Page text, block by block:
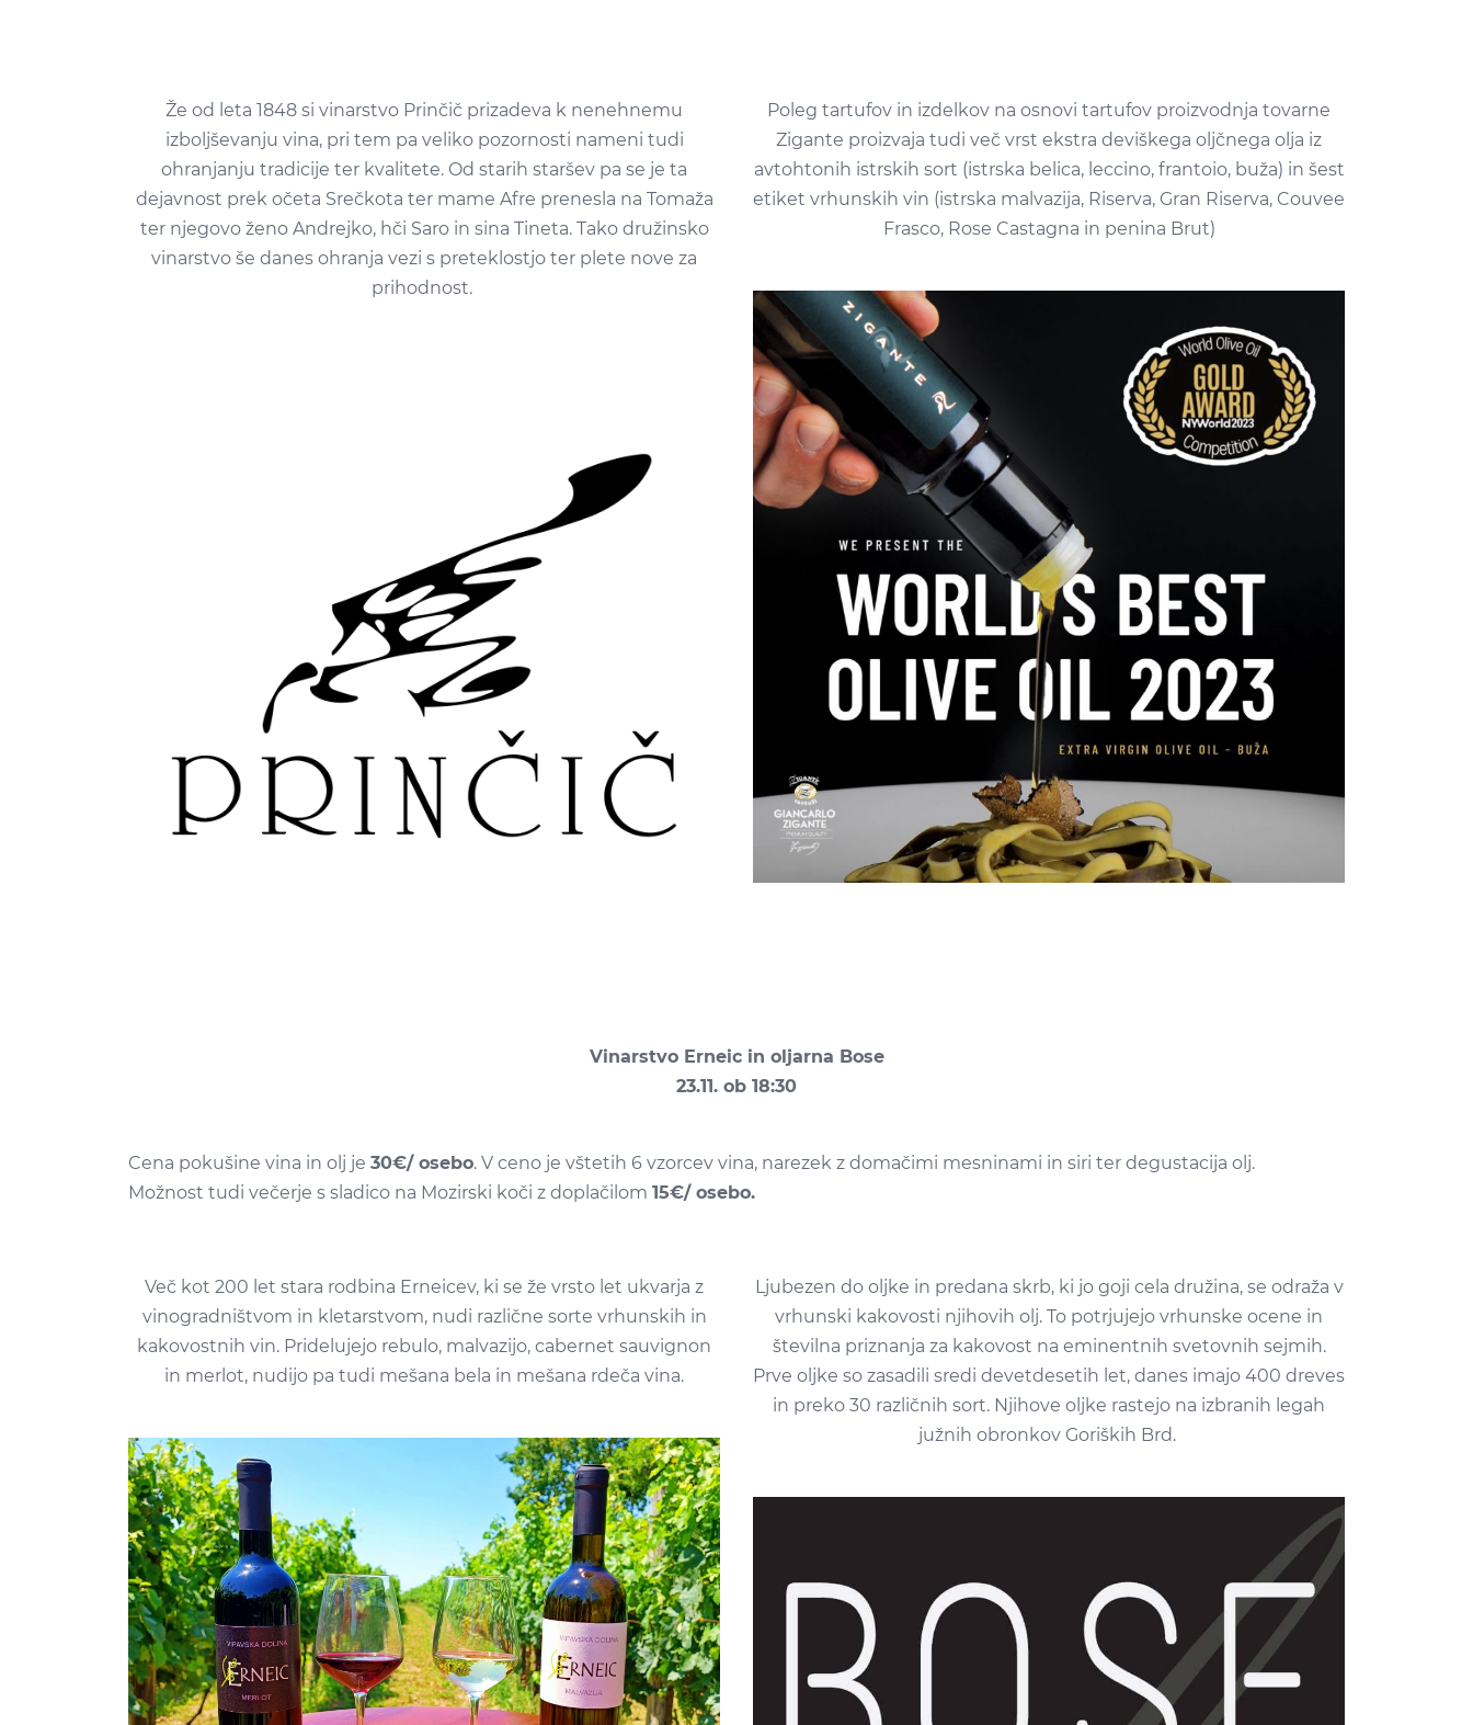
Že od leta 1848 si vinarstvo Prinčič prizadeva k nenehnemu
izboljševanju vina, pri tem pa veliko pozornosti nameni tudi
ohranjanju tradicije ter kvalitete. Od starih staršev pa se je ta
dejavnost prek očeta Srečkota ter mame Afre prenesla na Tomaža
ter njegovo ženo Andrejko, hči Saro in sina Tineta. Tako družinsko
vinarstvo še danes ohranja vezi s preteklostjo ter plete nove za
prihodnost.
Poleg tartufov in izdelkov na osnovi tartufov proizvodnja tovarne
Zigante proizvaja tudi več vrst ekstra deviškega oljčnega olja iz
avtohtonih istrskih sort (istrska belica, leccino, frantoio, buža) in šest
etiket vrhunskih vin (istrska malvazija, Riserva, Gran Riserva, Couvee
Frasco, Rose Castagna in penina Brut)
Vinarstvo Erneic in oljarna Bose
23.11. ob 18:30
Cena pokušine vina in olj je 30€/ osebo. V ceno je vštetih 6 vzorcev vina, narezek z domačimi mesninami in siri ter degustacija olj.
Možnost tudi večerje s sladico na Mozirski koči z doplačilom 15€/ osebo.
Več kot 200 let stara rodbina Erneicev, ki se že vrsto let ukvarja z
vinogradništvom in kletarstvom, nudi različne sorte vrhunskih in
kakovostnih vin. Pridelujejo rebulo, malvazijo, cabernet sauvignon
in merlot, nudijo pa tudi mešana bela in mešana rdeča vina.
Ljubezen do oljke in predana skrb, ki jo goji cela družina, se odraža v
vrhunski kakovosti njihovih olj. To potrjujejo vrhunske ocene in
številna priznanja za kakovost na eminentnih svetovnih sejmih.
Prve oljke so zasadili sredi devetdesetih let, danes imajo 400 dreves
in preko 30 različnih sort. Njihove oljke rastejo na izbranih legah
južnih obronkov Goriških Brd.